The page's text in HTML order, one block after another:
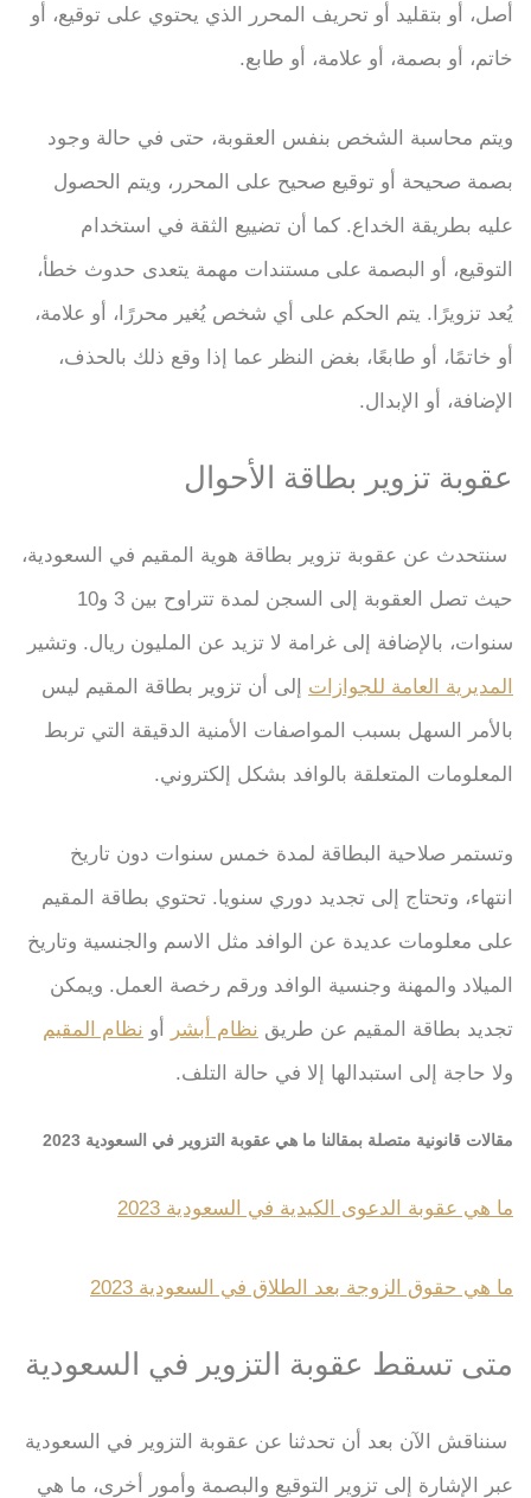
أصل، أو بتقليد أو تحريف المحرر الذي يحتوي على توقيع، أو
خاتم، أو بصمة، أو علامة، أو طابع.
ويتم محاسبة الشخص بنفس العقوبة، حتى في حالة وجود
بصمة صحيحة أو توقيع صحيح على المحرر، ويتم الحصول
عليه بطريقة الخداع. كما أن تضييع الثقة في استخدام
التوقيع، أو البصمة على مستندات مهمة يتعدى حدوث خطأ،
يُعد تزويرًا. يتم الحكم على أي شخص يُغير محررًا، أو علامة،
أو خاتمًا، أو طابعًا، بغض النظر عما إذا وقع ذلك بالحذف،
الإضافة، أو الإبدال.
عقوبة تزوير بطاقة الأحوال
سنتحدث عن عقوبة تزوير بطاقة هوية المقيم في السعودية،
حيث تصل العقوبة إلى السجن لمدة تتراوح بين 3 و10
سنوات، بالإضافة إلى غرامة لا تزيد عن المليون ريال. وتشير
المديرية العامة للجوازات إلى أن تزوير بطاقة المقيم ليس
بالأمر السهل بسبب المواصفات الأمنية الدقيقة التي تربط
المعلومات المتعلقة بالوافد بشكل إلكتروني.
وتستمر صلاحية البطاقة لمدة خمس سنوات دون تاريخ
انتهاء، وتحتاج إلى تجديد دوري سنويا. تحتوي بطاقة المقيم
على معلومات عديدة عن الوافد مثل الاسم والجنسية وتاريخ
الميلاد والمهنة وجنسية الوافد ورقم رخصة العمل. ويمكن
تجديد بطاقة المقيم عن طريق نظام أبشر أو نظام المقيم
ولا حاجة إلى استبدالها إلا في حالة التلف.
مقالات قانونية متصلة بمقالنا ما هي عقوبة التزوير في السعودية 2023
ما هي عقوبة الدعوى الكيدية في السعودية 2023
ما هي حقوق الزوجة بعد الطلاق في السعودية 2023
متى تسقط عقوبة التزوير في السعودية
سنناقش الآن بعد أن تحدثنا عن عقوبة التزوير في السعودية
عبر الإشارة إلى تزوير التوقيع والبصمة وأمور أخرى، ما هي